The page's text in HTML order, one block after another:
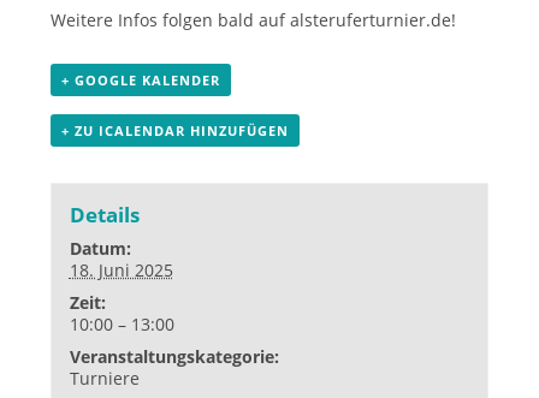
Weitere Infos folgen bald aufalsteruferturnier.de!
+ GOOGLE KALENDER
+ ZU ICALENDAR HINZUFÜGEN
Details
Datum:
18. Juni 2025
Zeit:
10:00 – 13:00
Veranstaltungskategorie:
Turniere